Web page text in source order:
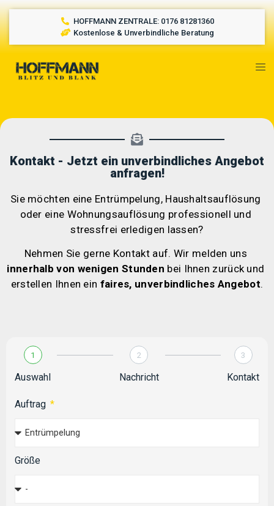
HOFFMANN ZENTRALE: 0176 81281360
Kostenlose & Unverbindliche Beratung
Kontakt - Jetzt ein unverbindliches Angebot
anfragen!
Sie möchten eine Entrümpelung, Haushaltsauflösung
oder eine Wohnungsauflösung professionell und
stressfrei erledigen lassen?
innerhalb von wenigen Stunden bei Ihnen zurück und
erstellen Ihnen ein faires, unverbindliches Angebot.
1
Auswahl
2
Nachricht
3
Kontakt
Auftrag
Größe